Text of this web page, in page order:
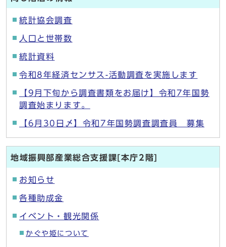
統計協会調査
人口と世帯数
統計資料
令和8年経済センサス-活動調査を実施します
【9月下旬から調査書類をお届け】令和7年国勢
調査始まります。
【6月30日〆】令和7年国勢調査調査員 募集
地域振興部産業総合支援課[本庁2階]
お知らせ
各種助成金
イベント・観光関係
かぐや姫について